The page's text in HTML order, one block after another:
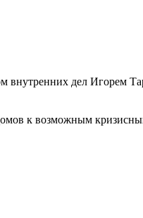
внутренних дел Игорем
к возможным